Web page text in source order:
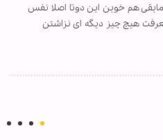
هم خوبن این دوتا اصلا نفس
هیچ چیز دیگه ای نزاشتن